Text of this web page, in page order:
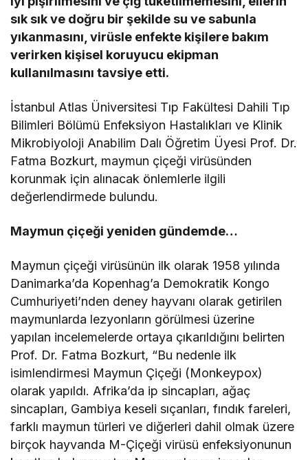
sık sık ve doğru bir şekilde su ve sabunla
yıkanmasını, virüsle enfekte kişilere bakım
verirken kişisel koruyucu ekipman
kullanılmasını tavsiye etti.
İstanbul Atlas Üniversitesi Tıp Fakültesi Dahili Tıp
Bilimleri Bölümü Enfeksiyon Hastalıkları ve Klinik
Mikrobiyoloji Anabilim Dalı Öğretim Üyesi Prof. Dr.
Fatma Bozkurt, maymun çiçeği virüsünden
korunmak için alınacak önlemlerle ilgili
değerlendirmede bulundu.
Maymun çiçeği yeniden gündemde…
Maymun çiçeği virüsünün ilk olarak 1958 yılında
Danimarka’da Kopenhag’a Demokratik Kongo
Cumhuriyeti’nden deney hayvanı olarak getirilen
maymunlarda lezyonların görülmesi üzerine
yapılan incelemelerde ortaya çıkarıldığını belirten
Prof. Dr. Fatma Bozkurt, “Bu nedenle ilk
isimlendirmesi Maymun Çiçeği (Monkeypox)
olarak yapıldı. Afrika’da ip sincapları, ağaç
sincapları, Gambiya keseli sıçanları, fındık fareleri,
farklı maymun türleri ve diğerleri dahil olmak üzere
birçok hayvanda M-Çiçeği virüsü enfeksiyonunun